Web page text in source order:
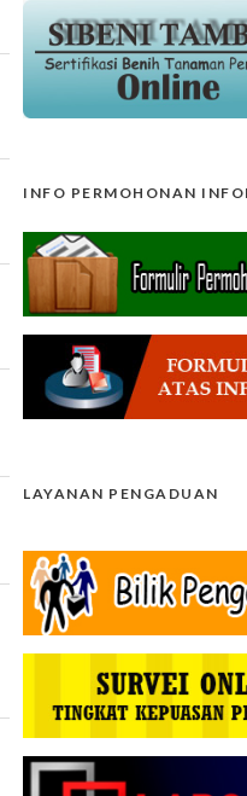
INFO PERMOHONAN
LAYANAN PENGADUAN